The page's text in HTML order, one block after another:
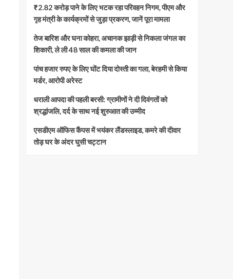
₹2.82 करोड़ पाने के लिए भटक रहा परिवहन निगम, पीएम और
गृह मंत्री के कार्यक्रमों से जुड़ा प्रकरण, जानें पूरा मामला
तेज बारिश और घना कोहरा, अचानक झाड़ी से निकला जंगल का
शिकारी, ले ली 48 साल की कमला की जान
पांच हजार रुपए के लिए घोंट दिया दोस्ती का गला, बेरहमी से किया
मर्डर, आरोपी अरेस्ट
धराली आपदा की पहली बरसी: ग्रामीणों ने दी दिवंगतों को
श्रद्धांजलि, दर्द के साथ नई शुरुआत की उम्मीद
एसडीएम ऑफिस कैंपस में भयंकर लैंडस्लाइड, कमरे की दीवार
तोड़ घर के अंदर घुसी चट्टान